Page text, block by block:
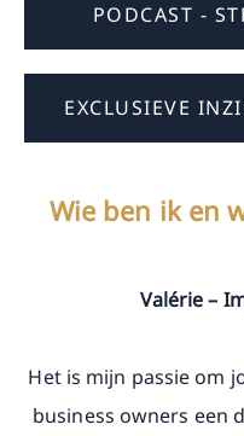
PODCAST -
EXCLUSIEVE
Wie ben ik en
Valérie –
Het is mijn passie om
business owners een